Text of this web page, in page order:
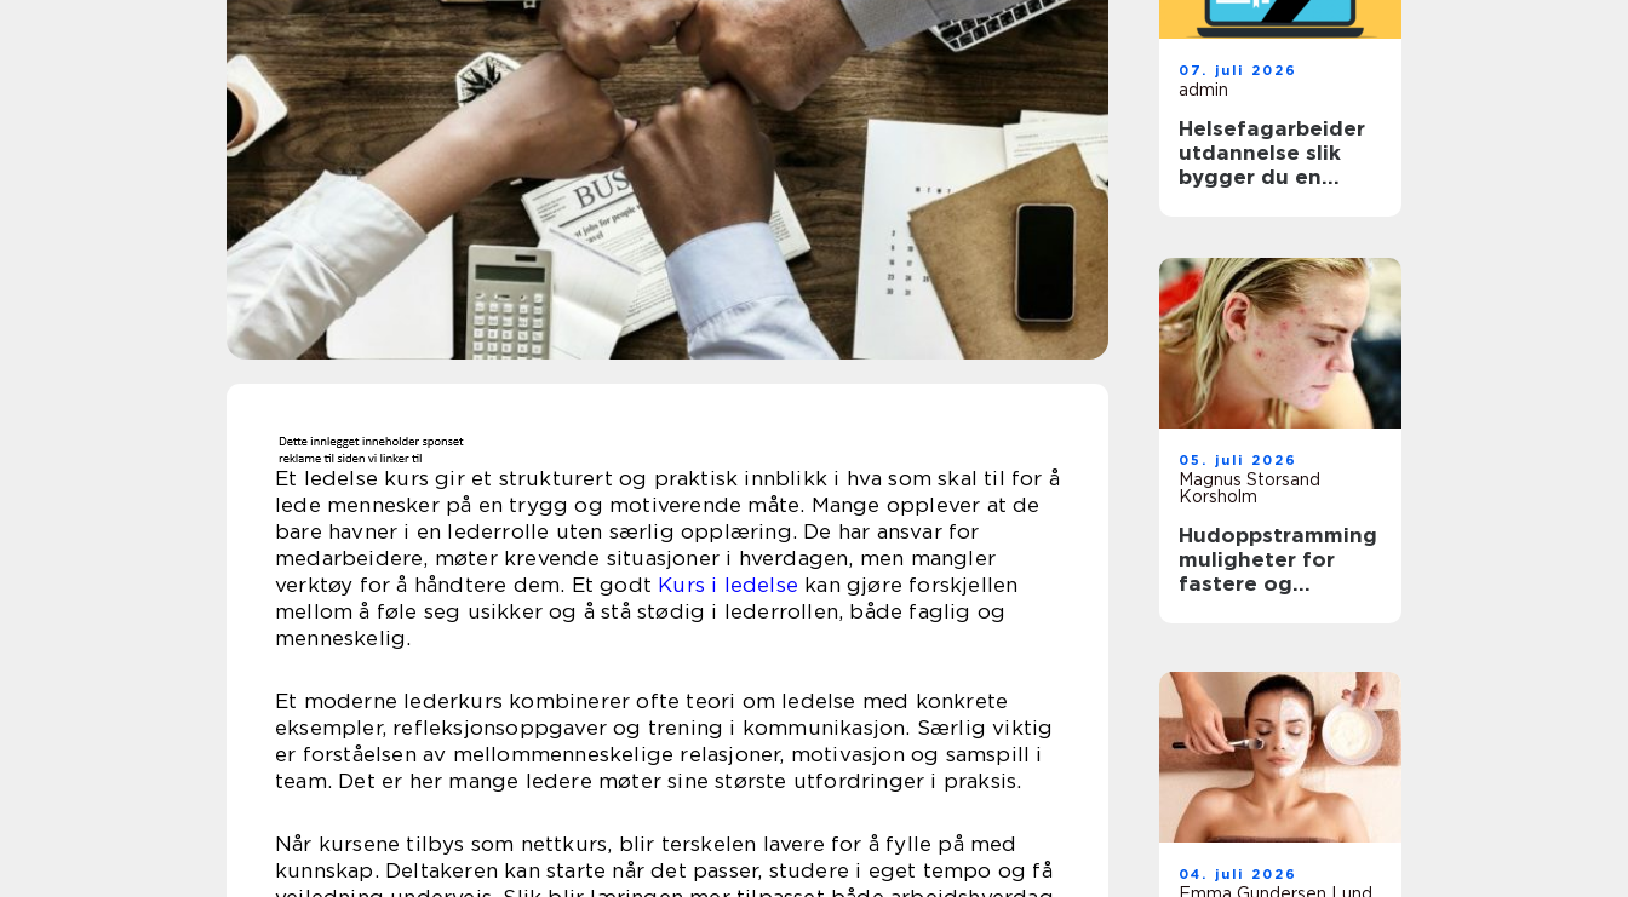
Et ledelse kurs gir et strukturert og praktisk innblikk i hva som skal til for å
lede mennesker på en trygg og motiverende måte. Mange opplever at de
bare havner i en lederrolle uten særlig opplæring. De har ansvar for
medarbeidere, møter krevende situasjoner i hverdagen, men mangler
verktøy for å håndtere dem. Et godt Kurs i ledelse kan gjøre forskjellen
mellom å føle seg usikker og å stå stødig i lederrollen, både faglig og
menneskelig.
Et moderne lederkurs kombinerer ofte teori om ledelse med konkrete
eksempler, refleksjonsoppgaver og trening i kommunikasjon. Særlig viktig
er forståelsen av mellommenneskelige relasjoner, motivasjon og samspill i
team. Det er her mange ledere møter sine største utfordringer i praksis.
Når kursene tilbys som nettkurs, blir terskelen lavere for å fylle på med
kunnskap. Deltakeren kan starte når det passer, studere i eget tempo og få
07. juli 2026
admin
Helsefagarbeider
utdannelse slik
bygger du en
05. juli 2026
Magnus Storsand
Korsholm
Hudoppstramming
muligheter for
fastere og
04. juli 2026